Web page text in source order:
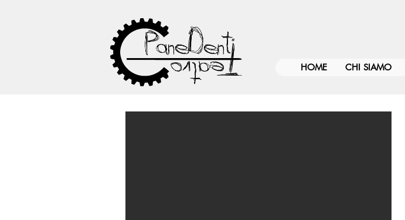
HOME CHI SIAMO